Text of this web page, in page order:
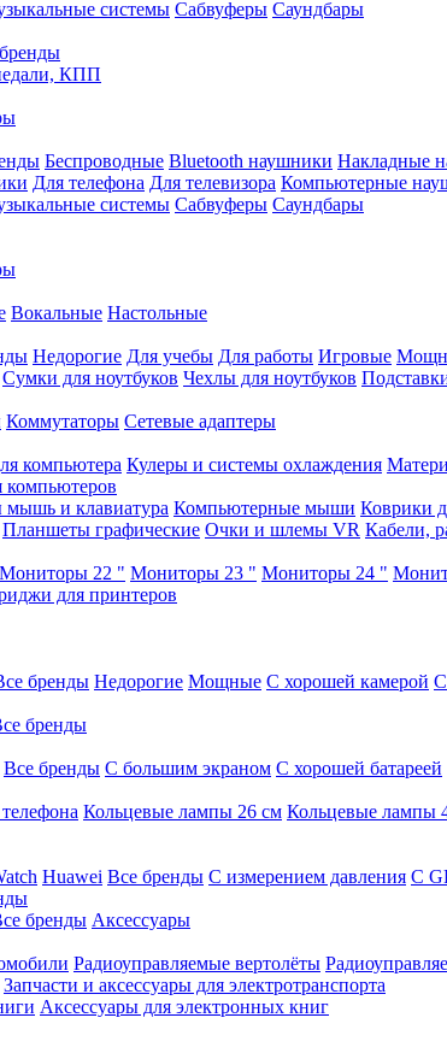
системы Сабвуферы Саундбары
КПП
Беспроводные Bluetooth наушники Накладные
Для телефона Для телевизора Компьютерные
системы Сабвуферы Саундбары
Вокальные Настольные
Недорогие Для учебы Для работы Игровые
Сумки для ноутбуков Чехлы для ноутбуков
Коммутаторы Сетевые адаптеры
компьютера Кулеры и системы охлаждения
компьютеров
и клавиатура Компьютерные мыши Коврики
Планшеты графические Очки и шлемы VR Кабели,
Мониторы 22 " Мониторы 23 " Мониторы 24 "
для принтеров
бренды Недорогие Мощные С хорошей камерой С
бренды
Все бренды С большим экраном С хорошей батареей
Кольцевые лампы 26 см Кольцевые лампы
Huawei Все бренды C измерением давления C
бренды Аксессуары
Радиоуправляемые вертолёты
Запчасти и аксессуары для электротранспорта
Аксессуары для электронных книг